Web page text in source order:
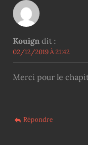
Kouign dit :
02/12/2019 À 21:42
Merci pour le
Répondre